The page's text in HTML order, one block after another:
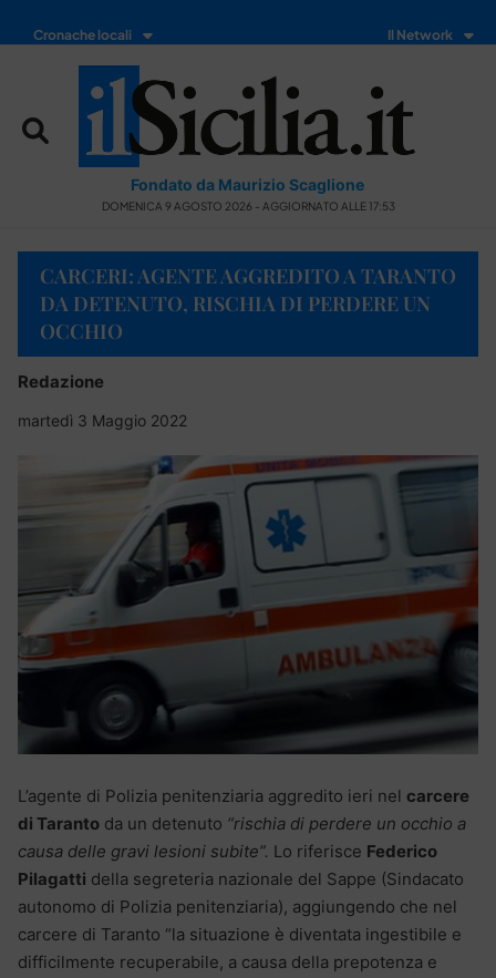
Cronache locali Il Network
Fondato da Maurizio Scaglione
DOMENICA 9 AGOSTO 2026 - AGGIORNATO ALLE 17:53
CARCERI: AGENTE AGGREDITO A TARANTO
DA DETENUTO, RISCHIA DI PERDERE UN
OCCHIO
Redazione
martedì 3 Maggio 2022
L’agente di Polizia penitenziaria aggredito ieri nel carcere
di Taranto da un detenuto “rischia di perdere un occhio a
causa delle gravi lesioni subite”. Lo riferisce Federico
Pilagatti della segreteria nazionale del Sappe (Sindacato
autonomo di Polizia penitenziaria), aggiungendo che nel
carcere di Taranto “la situazione è diventata ingestibile e
difficilmente recuperabile, a causa della prepotenza e